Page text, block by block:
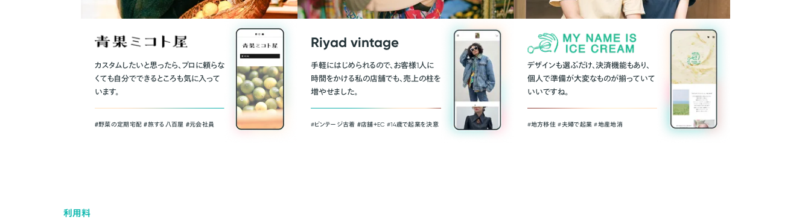
カスタムしたいと思ったら、プロに頼らな
くても自分でできるところも気に入って
います。
＃野菜の定期宅配 ＃旅する八百屋 ＃元会社員
Riyad vintage
手軽にはじめられるので、お客様1人に
時間をかける私の店舗でも、売上の柱を
増やせました。
#ビンテージ古着 ＃店舗＋EC #14歳で起業を決意
デザインも選ぶだけ、決済機能もあり、
個人で準備が大変なものが揃っていて
いいですね。
#地方移住 #夫婦で起業 #地産地消
利用料